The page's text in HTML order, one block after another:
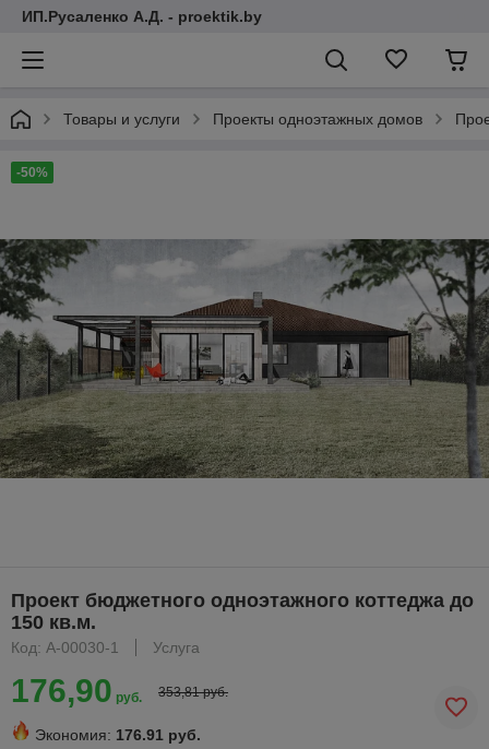
ИП.Русаленко А.Д. - proektik.by
Товары и услуги Проекты одноэтажных домов
-50%
Проект бюджетного одноэтажного коттеджа до
150 кв.м.
Код: А-00030-1 Услуга
176,90 руб. 353,81 руб.
Экономия: 176.91 руб.